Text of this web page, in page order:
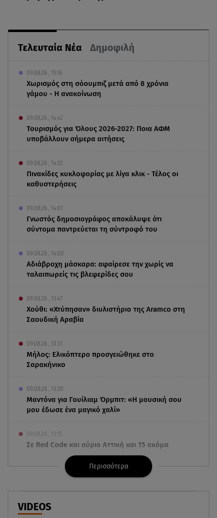
Τελευταία Νέα Δημοφιλή
09.08.26 , 15:16
Χωρισμός στη σόουμπιζ μετά από 8 χρόνια
γάμου - Η ανακοίνωση
09.08.26 , 14:42
Τουρισμός για Όλους 2026-2027: Ποια ΑΦΜ
υποβάλλουν σήμερα αιτήσεις
09.08.26 , 14:32
Πινακίδες κυκλοφορίας με λίγα κλικ - Τέλος οι
καθυστερήσεις
09.08.26 , 14:01
Γνωστός δημοσιογράφος αποκάλυψε ότι
σύντομα παντρεύεται τη σύντροφό του
09.08.26 , 14:00
Αδιάβροχη μάσκαρα: αφαίρεσε την χωρίς να
ταλαιπωρείς τις βλεφερίδες σου
09.08.26 , 13:47
Χούθι: «Χτύπησαν» διυλιστήριο της Aramco στη
Σαουδική Αραβία
09.08.26 , 13:31
Μήλος: Ελικόπτερο προσγειώθηκε στο
Σαρακήνικο
09.08.26 , 13:30
Μαντόνα για Γουίλιαμ Όρμπιτ: «Η μουσική σου
μου έδωσε ένα μαγικό χαλί»
09.08.26 , 13:15
Σε Red Code και αύριο Αττική και 15 ακόμα
περιοχές - 400 φωτιές σε 10 μέρες
Βαλέρια Χοψονίδου: Βάφτισε τον γιο της στη
Περισσότερα
VIDEOS